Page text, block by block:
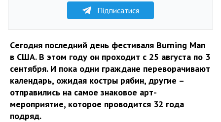
Підписатися
Cегодня последний день фестиваля Burning Man
в США. В этом году он проходит с 25 августа по 3
сентября. И пока одни граждане переворачивают
календарь, ожидая костры рябин, другие –
отправились на самое знаковое арт-
мероприятие, которое проводится 32 года
подряд.